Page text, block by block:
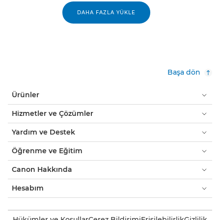
DAHA FAZLA YÜKLE
Başa dön
Ürünler
Hizmetler ve Çözümler
Yardım ve Destek
Öğrenme ve Eğitim
Canon Hakkında
Hesabım